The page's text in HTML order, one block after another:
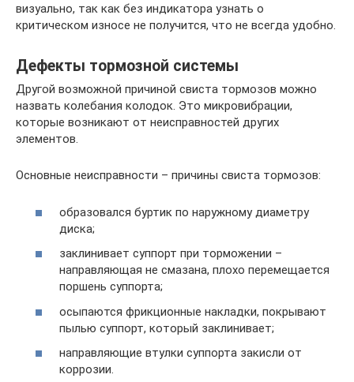
визуально, так как без индикатора узнать о
критическом износе не получится, что не всегда удобно.
Дефекты тормозной системы
Другой возможной причиной свиста тормозов можно
назвать колебания колодок. Это микровибрации,
которые возникают от неисправностей других
элементов.
Основные неисправности – причины свиста тормозов:
образовался буртик по наружному диаметру
диска;
заклинивает суппорт при торможении –
направляющая не смазана, плохо перемещается
поршень суппорта;
осыпаются фрикционные накладки, покрывают
пылью суппорт, который заклинивает;
направляющие втулки суппорта закисли от
коррозии.